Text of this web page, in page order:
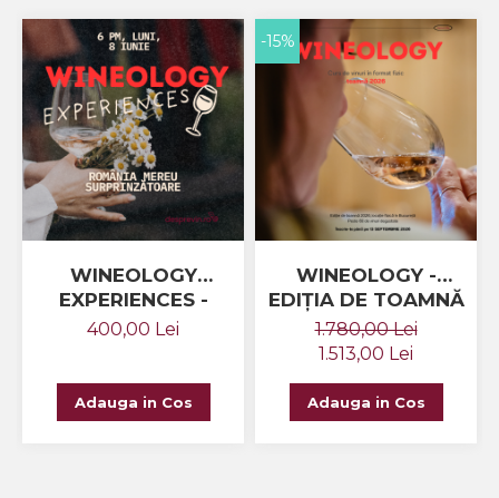
Villa VINEA
Domeniile AVERESTI
Crama MARCEA Stefanesti
Crama GRAMMA
Cramele COTNARI
Crama LICORNA
Domeniile La MIGDALI
Crama JELNA
WINEOLOGY
EXPERIENCES -
ROMÂNIA MEREU
400,00 Lei
Adauga in Cos
-15%
WINEOLOGY -
EDIȚIA DE TOAMNĂ
2026 - EARLY BIRD
1.780,00 Lei
1.513,00 Lei
Adauga in Cos